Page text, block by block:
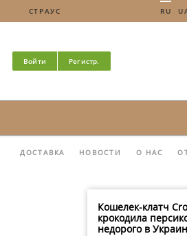
СТРАУС RU
Войти Регистр.
ДОСТАВКА НОВОСТИ О НАС
Кошелек-клатч
крокодила
недорого в